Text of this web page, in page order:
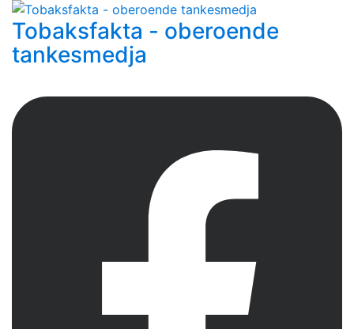
Tobaksfakta - oberoende
tankesmedja